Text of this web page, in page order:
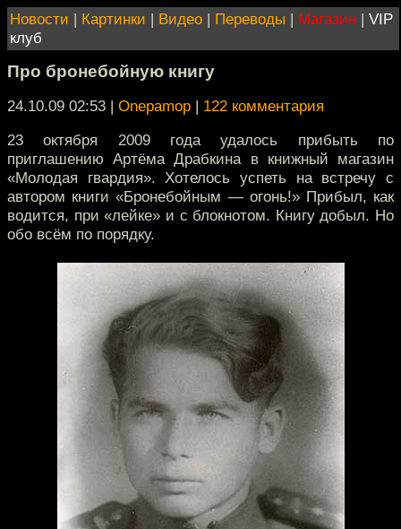
Новости | Картинки | Видео | Переводы | Магазин | VIP
клуб
Про бронебойную книгу
24.10.09 02:53 | Onepamop | 122 комментария
23 октября 2009 года удалось прибыть по
приглашению Артёма Драбкина в книжный магазин
«Молодая гвардия». Хотелось успеть на встречу с
автором книги «Бронебойным — огонь!» Прибыл, как
водится, при «лейке» и с блокнотом. Книгу добыл. Но
обо всём по порядку.